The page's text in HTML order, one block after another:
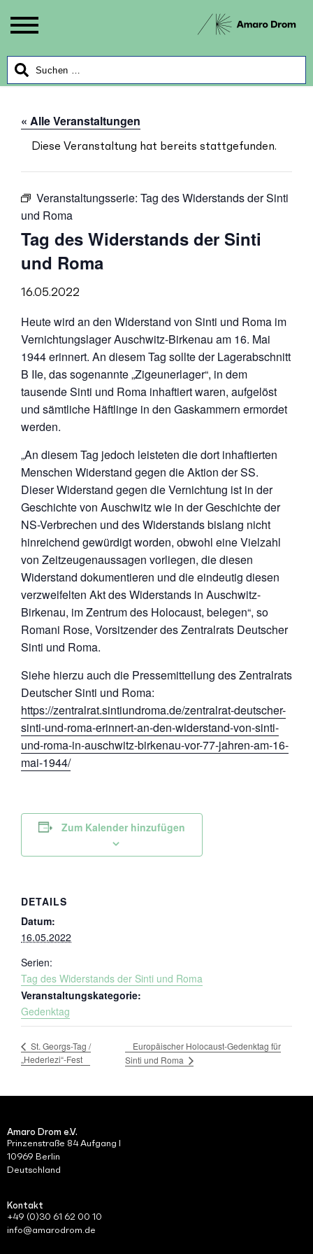
« Alle Veranstaltungen
Diese Veranstaltung hat bereits stattgefunden.
Veranstaltungsserie: Tag des Widerstands der Sinti
und Roma
Tag des Widerstands der Sinti
und Roma
16.05.2022
Heute wird an den Widerstand von Sinti und Roma im
Vernichtungslager Auschwitz-Birkenau am 16. Mai
1944 erinnert. An diesem Tag sollte der Lagerabschnitt
B IIe, das sogenannte „Zigeunerlager“, in dem
tausende Sinti und Roma inhaftiert waren, aufgelöst
und sämtliche Häftlinge in den Gaskammern ermordet
werden.
„An diesem Tag jedoch leisteten die dort inhaftierten
Menschen Widerstand gegen die Aktion der SS.
Dieser Widerstand gegen die Vernichtung ist in der
Geschichte von Auschwitz wie in der Geschichte der
NS-Verbrechen und des Widerstands bislang nicht
hinreichend gewürdigt worden, obwohl eine Vielzahl
von Zeitzeugenaussagen vorliegen, die diesen
Widerstand dokumentieren und die eindeutig diesen
verzweifelten Akt des Widerstands in Auschwitz-
Birkenau, im Zentrum des Holocaust, belegen“, so
Romani Rose, Vorsitzender des Zentralrats Deutscher
Sinti und Roma.
Siehe hierzu auch die Pressemitteilung des Zentralrats
Deutscher Sinti und Roma:
https://zentralrat.sintiundroma.de/zentralrat-deutscher-
sinti-und-roma-erinnert-an-den-widerstand-von-sinti-
und-roma-in-auschwitz-birkenau-vor-77-jahren-am-16-
mai-1944/
Zum Kalender hinzufügen
DETAILS
Datum:
16.05.2022
Serien:
Tag des Widerstands der Sinti und Roma
Veranstaltungskategorie:
Gedenktag
St. Georgs-Tag /
„Hederlezi“-Fest
Europäischer Holocaust-Gedenktag für
Sinti und Roma
Amaro Drom e.V.
Prinzenstraße 84 Aufgang I
10969 Berlin
Deutschland
Kontakt
+49 (0)30 61 62 00 10
info@amarodrom.de